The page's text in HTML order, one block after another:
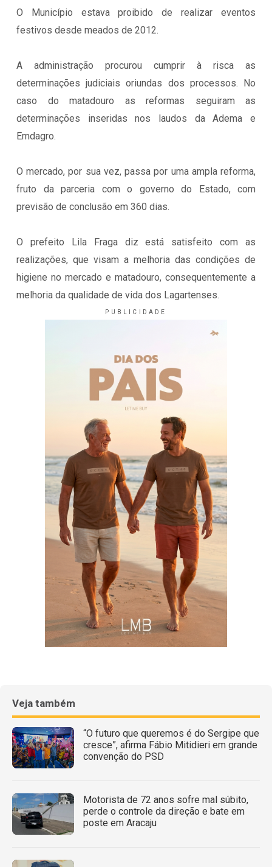
O Município estava proibido de realizar eventos
festivos desde meados de 2012.
A administração procurou cumprir à risca as
determinações judiciais oriundas dos processos. No
caso do matadouro as reformas seguiram as
determinações inseridas nos laudos da Adema e
Emdagro.
O mercado, por sua vez, passa por uma ampla reforma,
fruto da parceria com o governo do Estado, com
previsão de conclusão em 360 dias.
O prefeito Lila Fraga diz está satisfeito com as
realizações, que visam a melhoria das condições de
higiene no mercado e matadouro, consequentemente a
melhoria da qualidade de vida dos Lagartenses.
Veja também
“O futuro que queremos é do Sergipe que
cresce”, afirma Fábio Mitidieri em grande
convenção do PSD
Motorista de 72 anos sofre mal súbito,
perde o controle da direção e bate em
poste em Aracaju